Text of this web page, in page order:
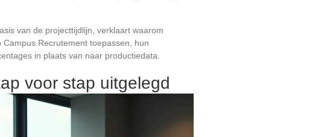
van de projecttijdlijn, verklaart waarom
Recrutement toepassen, hun
in plaats van naar productiedata.
voor stap uitgelegd